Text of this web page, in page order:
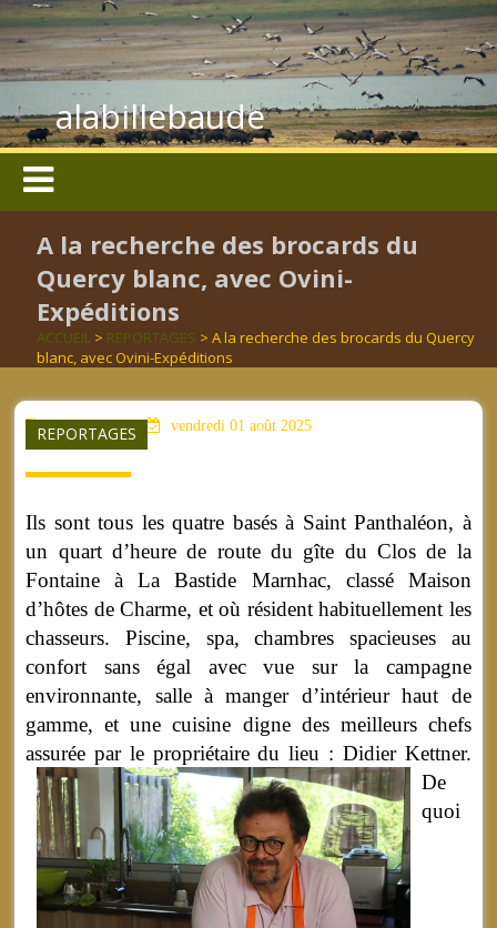
alabillebaude
A la recherche des brocards du
Quercy blanc, avec Ovini-
Expéditions
ACCUEIL > REPORTAGES > A la recherche des brocards du Quercy
blanc, avec Ovini-Expéditions
REPORTAGES
aucun mot clé vendredi 01 août 2025
Ils sont tous les quatre basés à Saint Panthaléon, à
un quart d’heure de route du gîte du Clos de la
Fontaine à La Bastide Marnhac, classé Maison
d’hôtes de Charme, et où résident habituellement les
chasseurs. Piscine, spa, chambres spacieuses au
confort sans égal avec vue sur la campagne
environnante, salle à manger d’intérieur haut de
gamme, et une cuisine digne des meilleurs chefs
assurée par le propriétaire du lieu : Didier Kettner.
De
quoi